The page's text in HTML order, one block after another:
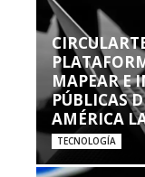
MAPEAR E
PÚBLICAS
AMÉRICA
TECNOLOGÍA